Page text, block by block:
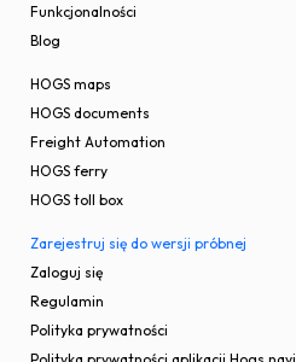
Funkcjonalności
Blog
HOGS maps
HOGS documents
Freight Automation
HOGS ferry
HOGS toll box
Zarejestruj się do wersji próbnej
Zaloguj się
Regulamin
Polityka prywatności